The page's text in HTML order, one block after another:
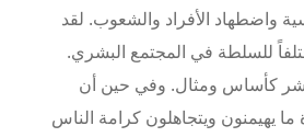
واضطهاد الأفراد والشعوب. لقد
للسلطة في المجتمع البشري.
كأساس ومثال. وفي حين أن
ما يهيمنون ويتجاهلون كرامة الناس